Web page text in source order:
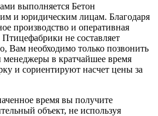
выполняется Бетон
и юридическим лицам. Благодаря
производство и оперативная
Птицефабрики не составляет
Вам необходимо только позвонить
в кратчайшее время
и сориентируют насчет цены за
время вы получите
объект, не используя